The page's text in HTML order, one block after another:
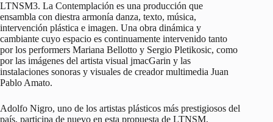
LTNSM3. La Contemplación es una producción que
ensambla con diestra armonía danza, texto, música,
intervención plástica e imagen. Una obra dinámica y
cambiante cuyo espacio es continuamente intervenido tanto
por los performers Mariana Bellotto y Sergio Pletikosic, como
por las imágenes del artista visual jmacGarin y las
instalaciones sonoras y visuales de creador multimedia Juan
Pablo Amato.
Adolfo Nigro, uno de los artistas plásticos más prestigiosos del
país, participa de nuevo en esta propuesta de LTNSM,